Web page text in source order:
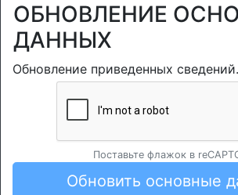
ОБНОВЛЕНИЕ
ДАННЫХ
Обновление приведенных сведений.
Поставьте флажок в
Обновить основные